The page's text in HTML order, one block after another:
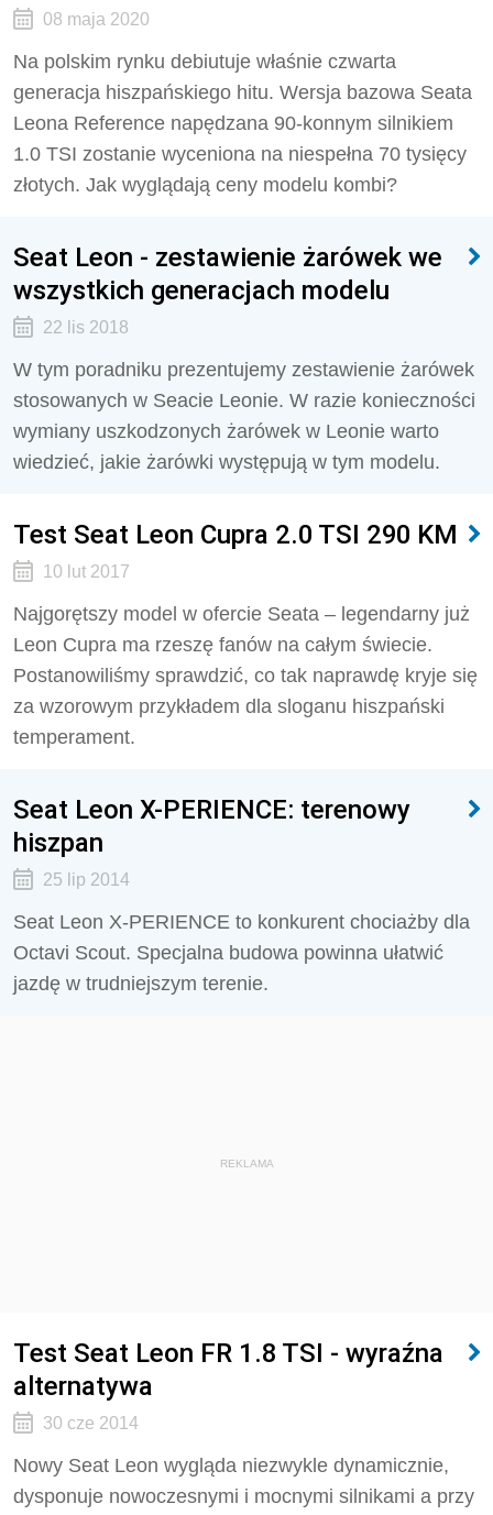
08 maja 2020
Na polskim rynku debiutuje właśnie czwarta
generacja hiszpańskiego hitu. Wersja bazowa Seata
Leona Reference napędzana 90-konnym silnikiem
1.0 TSI zostanie wyceniona na niespełna 70 tysięcy
złotych. Jak wyglądają ceny modelu kombi?
Seat Leon - zestawienie żarówek we
wszystkich generacjach modelu
22 lis 2018
W tym poradniku prezentujemy zestawienie żarówek
stosowanych w Seacie Leonie. W razie konieczności
wymiany uszkodzonych żarówek w Leonie warto
wiedzieć, jakie żarówki występują w tym modelu.
Test Seat Leon Cupra 2.0 TSI 290 KM
10 lut 2017
Najgorętszy model w ofercie Seata – legendarny już
Leon Cupra ma rzeszę fanów na całym świecie.
Postanowiliśmy sprawdzić, co tak naprawdę kryje się
za wzorowym przykładem dla sloganu hiszpański
temperament.
Seat Leon X-PERIENCE: terenowy
hiszpan
25 lip 2014
Seat Leon X-PERIENCE to konkurent chociażby dla
Octavi Scout. Specjalna budowa powinna ułatwić
jazdę w trudniejszym terenie.
REKLAMA
Test Seat Leon FR 1.8 TSI - wyraźna
alternatywa
30 cze 2014
Nowy Seat Leon wygląda niezwykle dynamicznie,
dysponuje nowoczesnymi i mocnymi silnikami a przy